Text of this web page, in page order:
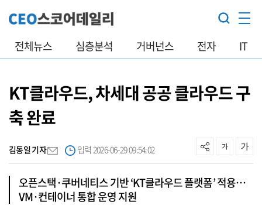
전체뉴스 심층분석 거버넌스 전자 IT
KT클라우드, 차세대 공공 클라우드 구
축 완료
김동일 기자 입력 2026-06-29 09:54:02
오픈스택·쿠버네티스 기반 ‘KT클라우드 플랫폼’ 적용…
VM·컨테이너 통합 운영 지원